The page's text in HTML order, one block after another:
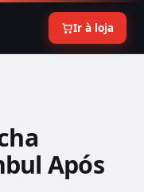
Ir à loja
Após